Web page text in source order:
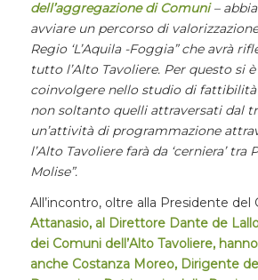
dell’aggregazione di Comuni–
avviare un percorso di
Regio ‘L’Aquila -Foggia” che avrà
tutto l’Alto Tavoliere. Per questo si è
coinvolgere nello studio di
non soltanto quelli attraversati dal
un’attività di programmazione
l’Alto Tavoliere farà da ‘cerniera’tra
Molise”.
All’incontro, oltre alla Presidente del
Attanasio, al Direttore Dante de
dei Comuni dell’Alto Tavoliere,
ancheCostanza Moreo, Dirigente